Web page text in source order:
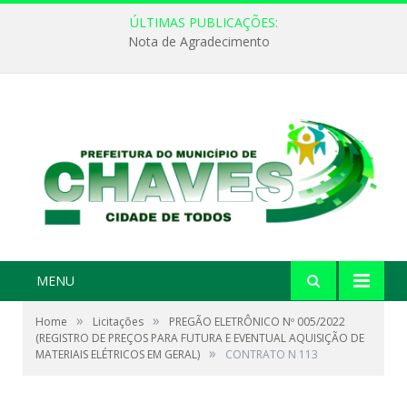
ÚLTIMAS PUBLICAÇÕES:
Nota de Agradecimento
MENU
Home » Licitações »
PREGÃO ELETRÔNICO Nº 005/2022
(REGISTRO DE PREÇOS PARA FUTURA E EVENTUAL AQUISIÇÃO DE
MATERIAIS ELÉTRICOS EM GERAL) » CONTRATO N 113